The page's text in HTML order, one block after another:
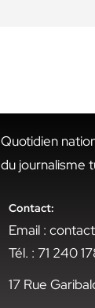
Quotidien
du journalisme
Contact:
Email :
Tél. : 71 240
17 Rue